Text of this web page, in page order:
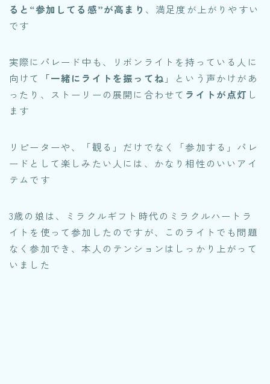
ると“参加してる感”が高まり 、満足度が上がりやすい
です
実際にパレード中も、リボンライトを持っている人に
向けて
「一緒にライトを振ってね 」という声かけがあ
ったり、ストーリーの展開に合わせて ライトが点灯 し
ます
リピーターや、「観る」だけでなく「参加する」パレ
ードとして楽しみたい人には、かなり相性のいいアイ
テムです
3歳の娘は、ミラクルギフト時代のミラクルハートラ
イトを使って参加したのですが、このライトでも問題
なく参加でき、本人のテンションはしっかり上がって
いました